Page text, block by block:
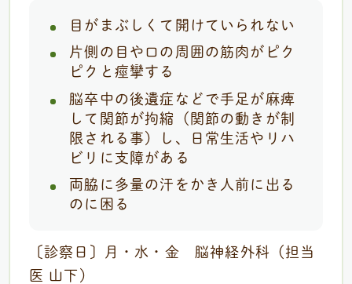
目がまぶしくて開けていられない
片側の目や口の周囲の筋肉がピク
ピクと痙攣する
脳卒中の後遺症などで手足が麻痺
して関節が拘縮（関節の動きが制
限される事）し、日常生活やリハ
ビリに支障がある
両脇に多量の汗をかき人前に出る
のに困る
〔診察日〕月・水・金 脳神経外科（担当
医 山下）